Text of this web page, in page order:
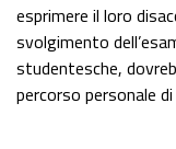
esprimere il loro
svolgimento
studentesche,
percorso personale